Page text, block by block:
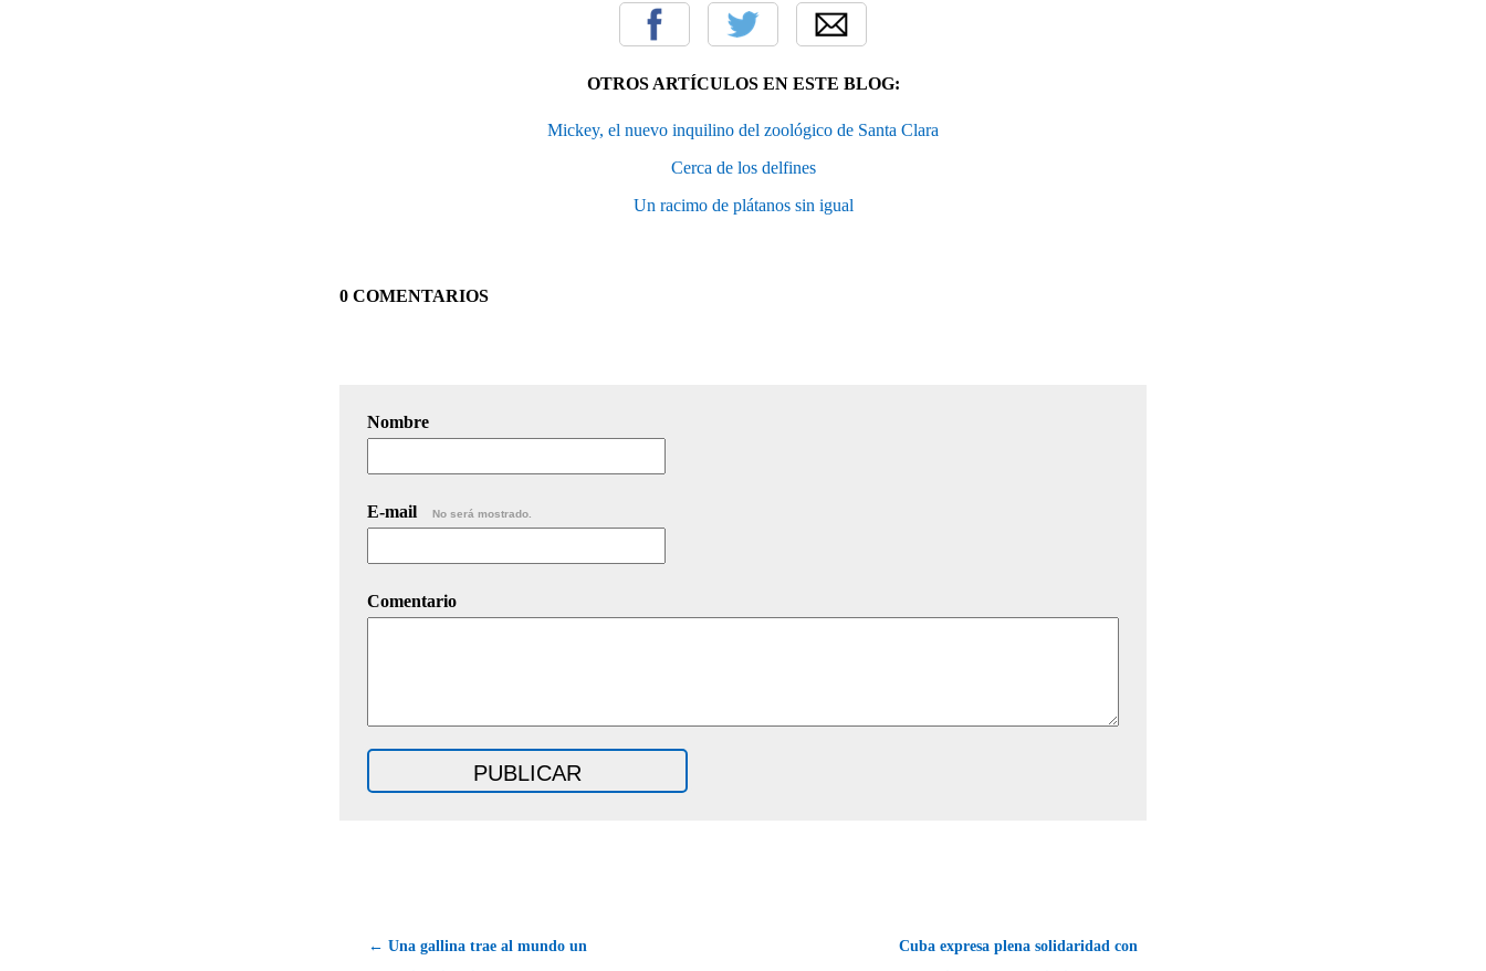
OTROS ARTÍCULOS EN ESTE BLOG:
Mickey, el nuevo inquilino del zoológico de Santa Clara
Cerca de los delfines
Un racimo de plátanos sin igual
0 COMENTARIOS
Nombre
E-mail No será mostrado.
Comentario
← Una gallina trae al mundo un
Cuba expresa plena solidaridad con